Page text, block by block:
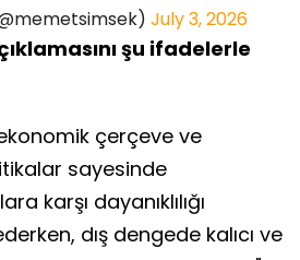
July 3, 2026
şu ifadelerle
çerçeve ve
sayesinde
karşı dayanıklılığı
dış dengede kalıcı ve